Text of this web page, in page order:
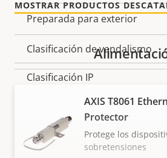
Preparada para exterior
Clasificación de vandalismo
Clasificación IP
Diseñado para repintar
Analíticas
MOSTRAR PRODUCTOS
AXIS T8061
Protector
Protege los
sobretensiones